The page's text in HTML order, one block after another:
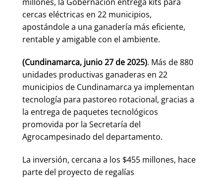
cercas eléctricas en 22 municipios,
apostándole a una ganadería más eficiente,
rentable y amigable con el ambiente.
(Cundinamarca, junio 27 de 2025). Más de 880
unidades productivas ganaderas en 22
municipios de Cundinamarca ya implementan
tecnología para pastoreo rotacional, gracias a
la entrega de paquetes tecnológicos
promovida por la Secretaría del
Agrocampesinado del departamento.
La inversión, cercana a los $455 millones, hace
parte del proyecto de regalías